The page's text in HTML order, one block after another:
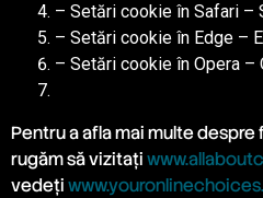
– Setări cookie în Safari –
– Setări cookie în Edge –
– Setări cookie în Opera –
Pentru a afla mai multe
rugăm să vizitați
vedeți